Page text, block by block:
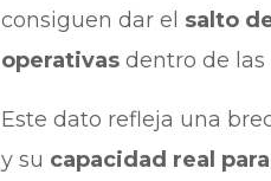
consiguen dar el salto
operativasdentro de las
Este dato refleja una
y su capacidad real